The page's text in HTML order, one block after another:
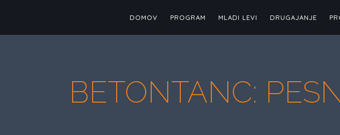
DOMOV PROGRAM MLADI LEVI DRUGAJANJE
BETONTANC: